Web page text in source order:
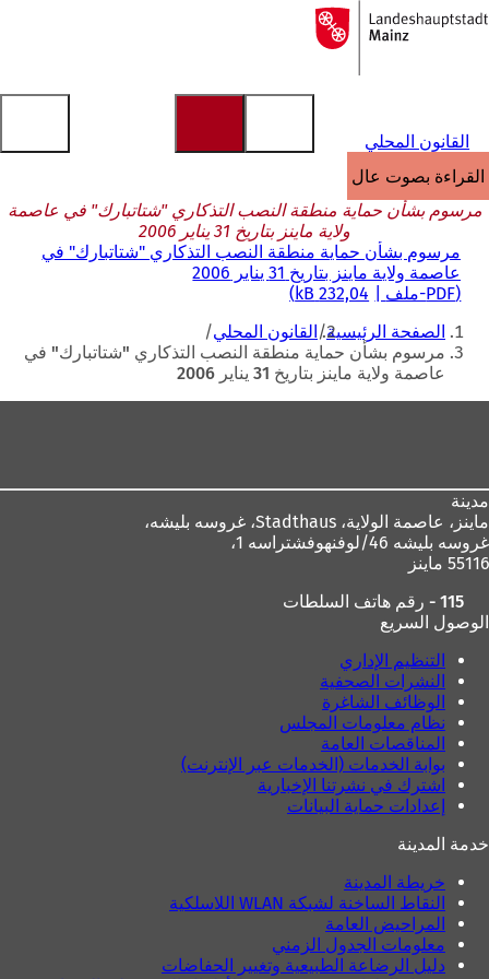
الانتقال إلى المحتوى
إلى
الصفحة
القانون المحلي
القراءة بصوت عالٍ
مرسوم بشأن حماية منطقة النصب التذكاري "شتاتبارك" في عاصمة
ولاية ماينز بتاريخ 31 يناير 2006
مرسوم بشأن حماية منطقة النصب التذكاري "شتاتبارك" في
عاصمة ولاية ماينز بتاريخ 31 يناير 2006
PDF-ملف 232,04 kB
أنت
هنا
الصفحة الرئيسية القانون المحلي
مرسوم بشأن حماية منطقة النصب التذكاري "شتاتبارك" في
عاصمة ولاية ماينز بتاريخ 31 يناير 2006
مدينة
ماينز، عاصمة الولاية،
غروسه بليشه 46/لوفنهوفشتراسه 1،
55116 ماينز
115 - رقم هاتف السلطات
الوصول السريع
التنظيم الإداري
النشرات الصحفية
الوظائف الشاغرة
نظام معلومات المجلس
المناقصات العامة
بوابة الخدمات (الخدمات عبر الإنترنت)
اشترك في نشرتنا الإخبارية
إعدادات حماية البيانات
خدمة المدينة
خريطة المدينة
النقاط الساخنة لشبكة WLAN اللاسلكية
المراحيض العامة
معلومات الجدول الزمني
دليل الرضاعة الطبيعية وتغيير الحفاضات